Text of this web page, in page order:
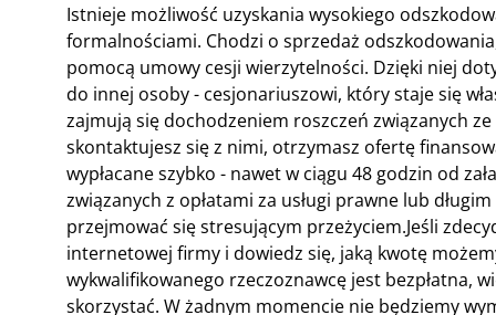
Istnieje możliwość uzyskania wysokiego
formalnościami. Chodzi o sprzedaż
pomocą umowy cesji wierzytelności. Dzięki niej
do innej osoby - cesjonariuszowi, który staje się
zajmują się dochodzeniem roszczeń związanych
skontaktujesz się z nimi, otrzymasz ofertę
wypłacane szybko - nawet w ciągu 48 godzin od
związanych z opłatami za usługi prawne lub
przejmować się stresującym przeżyciem.Jeśli
internetowej firmy i dowiedz się, jaką kwotę
wykwalifikowanego rzeczoznawcę jest bezpłatna,
skorzystać. W żadnym momencie nie będziemy